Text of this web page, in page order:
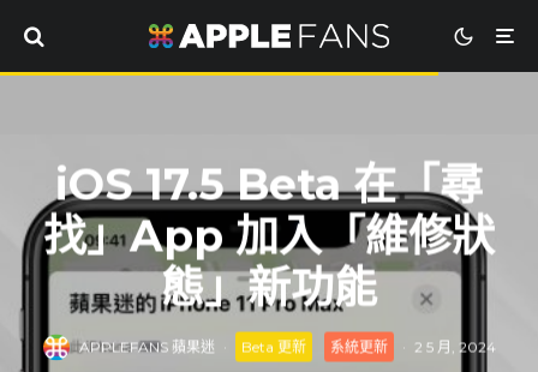
iOS 17.5 Beta 在「尋
找」App 加入「維修狀
態」新功能
APPLEFANS 蘋果迷 Beta 更新 系統更新 · 2 5 月, 2024